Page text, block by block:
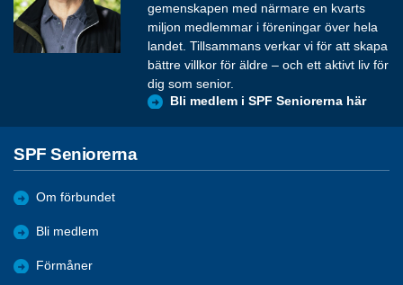
gemenskapen med närmare en kvarts
miljon medlemmar i föreningar över hela
landet. Tillsammans verkar vi för att skapa
bättre villkor för äldre – och ett aktivt liv för
dig som senior.
Bli medlem i SPF Seniorerna här
SPF Seniorerna
Om förbundet
Bli medlem
Förmåner